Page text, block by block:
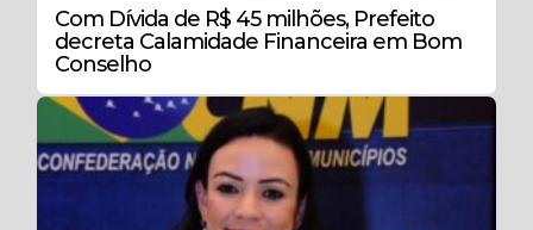
Com Dívida de R$ 45 milhões, Prefeito
decreta Calamidade Financeira em Bom
Conselho